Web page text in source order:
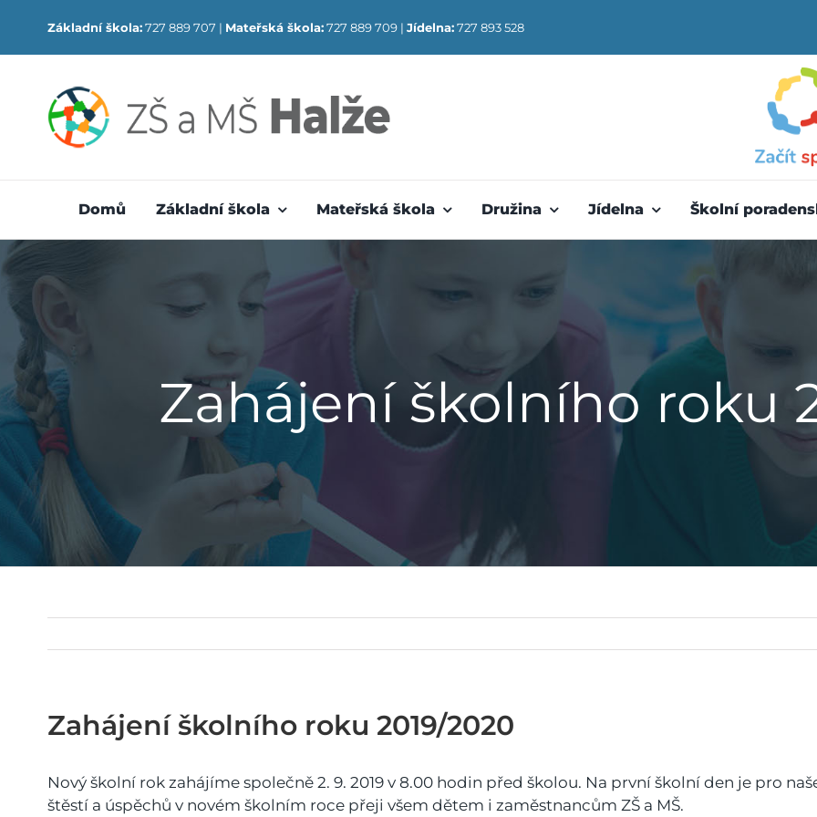
content
Základní škola:727 889 707 | Mateřská škola:727 889 709 | Jídelna:727 893 528
Domů Základní škola Mateřská škola Družina Jídelna Školní
Zahájení školního roku
Zahájení školního roku 2019/2020
Nový školní rok zahájíme společně 2. 9. 2019 v 8.00 hodin před školou. Na první školní den je pro
štěstí a úspěchů v novém školním roce přeji všem dětem i zaměstnancům ZŠ a MŠ.